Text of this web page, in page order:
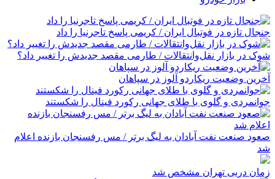
جنجال تازه در فوتبال ایران / کریمی پاسخ تاجرنیا را داد
شوک در بازار نقل‌وانتقالات / طارمی مقصد جدیدش را تغییر داد؟
آخرین وضعیت ریکاردو آلوز در سپاهان
جوانمردی و گلوی با طلای جهانی رکورد فینال را شکستند
صعود صنعت نفت آبادان به لیگ برتر / مس رفسنجان بازنده اعلام
شد
زمان دربی تهران مشخص شد